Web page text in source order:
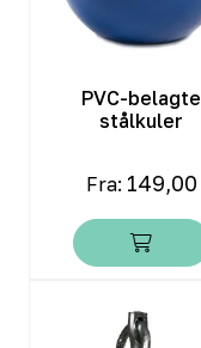
PVC-belagte
stålkuler
Fra: 149,00